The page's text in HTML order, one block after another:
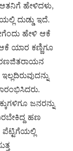
ಹೇಳಿದಳು,
ದುಡ್ಡು ಇದೆ.
ಹೇಳಿ ಆಕೆ
ಯಾರ ಕಣ್ಣಿಗೂ
ರಣಜಿತರಾಯನ
ಜನರನ್ನು
ಹಣ